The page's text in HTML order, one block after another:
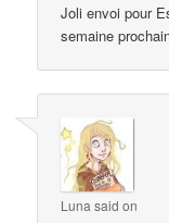
Joli envoi pour
semaine
Lunasaid on